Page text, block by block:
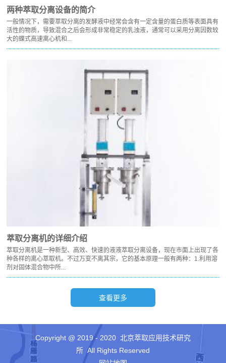
两种萃取分离设备的简介
一般情况下，需要萃取分离的发酵液中经常会含有一定含量的蛋白质等表面具有
活性的物质，导致混合之后会形成非常稳定的乳浊液，通常可以采用分离因数较
大的蝶式高速离心机和...
萃取分离机的详细介绍
萃取分离机是一种新型、高效、快速的液液萃取分离设备，现在市面上出现了各
种各样的离心萃取机。不过万变不离其宗，它的基本原理一般有两种：1.利用溶
剂对固体混合物中所...
Copyright @ 2019 - 2020 北京萃取应用技术研究
所 All Rights Reserved